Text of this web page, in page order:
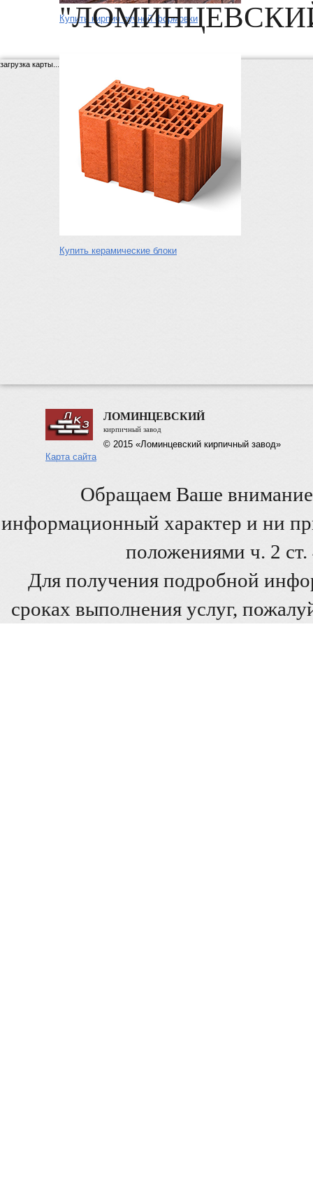
Купить кирпич ручной формовки
Купить керамические блоки
загрузка карты...
ЛОМИНЦЕВСКИЙ
кирпичный завод
© 2015 «Ломинцевский кирпичный завод»
Карта сайта
Обращаем Ваше внимание
информационный характер и ни
положениями ч. 2
Для получения подробной
сроках выполнения услуг,